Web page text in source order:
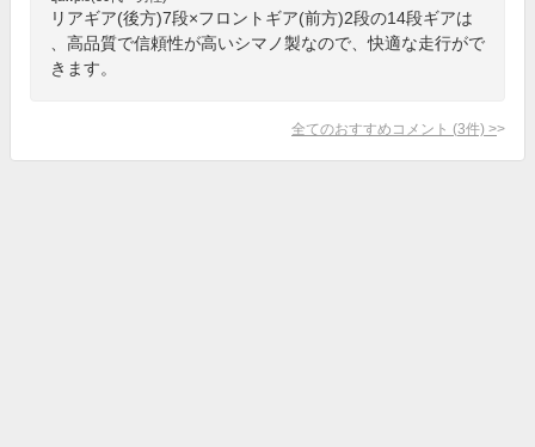
リアギア(後方)7段×フロントギア(前方)2段の14段ギアは
、高品質で信頼性が高いシマノ製なので、快適な走行がで
きます。
全てのおすすめコメント (3件) >